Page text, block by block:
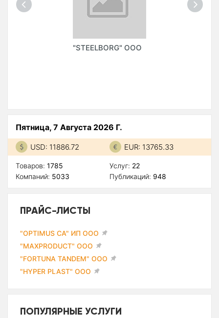
"STEELBORG" ООО
Пятница, 7 Августа 2026 Г.
USD: 11886.72 EUR: 13765.33
Товаров: 1785
Компаний: 5033
Услуг: 22
Публикаций: 948
ПРАЙС-ЛИСТЫ
"OPTIMUS CA" ИП ООО
"MAXPRODUCT" ООО
"FORTUNA TANDEM" ООО
"HYPER PLAST" ООО
ПОПУЛЯРНЫЕ УСЛУГИ